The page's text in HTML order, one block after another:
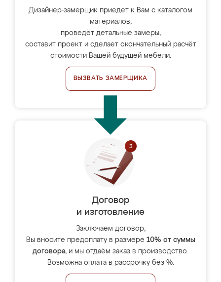
Дизайнер-замерщик приедет к Вам с каталогом
материалов,
проведёт детальные замеры,
составит проект и сделает окончательный расчёт
стоимости Вашей будущей мебели.
ВЫЗВАТЬ ЗАМЕРЩИКА
Договор
и изготовление
Заключаем договор,
Вы вносите предоплату в размере 10% от суммы
договора, и мы отдаём заказ в производство.
Возможна оплата в рассрочку без %.